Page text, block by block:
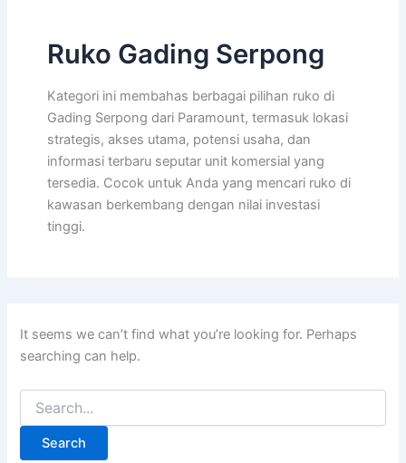
Ruko Gading Serpong
Kategori ini membahas berbagai pilihan ruko di
Gading Serpong dari Paramount, termasuk lokasi
strategis, akses utama, potensi usaha, dan
informasi terbaru seputar unit komersial yang
tersedia. Cocok untuk Anda yang mencari ruko di
kawasan berkembang dengan nilai investasi
tinggi.
It seems we can’t find what you’re looking for. Perhaps
searching can help.